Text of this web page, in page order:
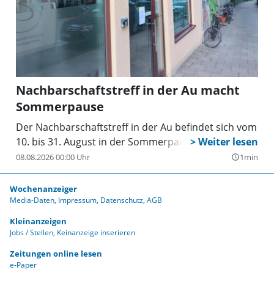
Nachbarschaftstreff in der Au macht
Sommerpause
Der Nachbarschaftstreff in der Au befindet sich vom
10. bis 31. August in der Sommerpause.
08.08.2026 00:00 Uhr query_builder1min
Wochenanzeiger
Media-Daten Impressum Datenschutz AGB
Kleinanzeigen
Jobs / Stellen Keinanzeige inserieren
Zeitungen online lesen
e-Paper